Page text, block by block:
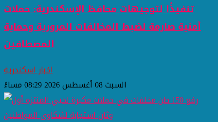
تنفيذًا لتوجيهات محافظ الإسكندرية: حملات
أمنية صارمة لضبط المخالفات المرورية وحماية
المصطافين
اخبار اسكندرية
السبت 08 أغسطس 2026 08:29 مساءً